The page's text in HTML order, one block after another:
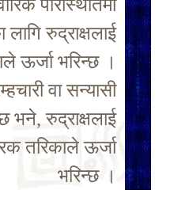
परिस्थितिमा
रुद्राक्षलाई
ऊर्जा भरिन्छ ।
वा सन्यासी
भने, रुद्राक्षलाई
तरिकाले ऊर्जा
भरिन्छ ।